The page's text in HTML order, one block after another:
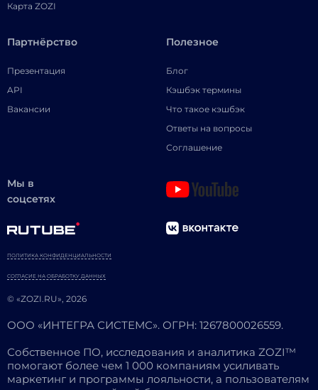
Карта ZOZI
Партнёрство
Презентация
API
Вакансии
Полезное
Блог
Кэшбэк термины
Что такое кэшбэк
Ответы на вопросы
Соглашение
Мы в
соцсетях
© «ZOZI.RU», 2026
ПОЛИТИКА КОНФИДЕНЦИАЛЬНОСТИ
СОГЛАСИЕ НА ОБРАБОТКУ ДАННЫХ
ООО «ИНТЕГРА СИСТЕМС». ОГРН: 1267800026559.
Собственное ПО, исследования и аналитика ZOZI™
помогают более чем 1 000 компаниям усиливать
маркетинг и программы лояльности, а пользователям